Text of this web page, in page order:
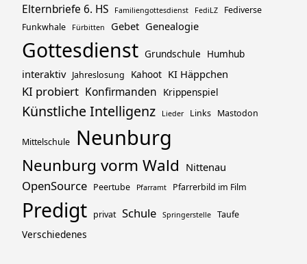
Elternbriefe 6. HS Familiengottesdienst FediLZ
Fediverse
Funkwhale
Fürbitten Gebet Genealogie
Gottesdienst Grundschule Humhub
interaktiv Jahreslosung Kahoot KI Häppchen
KI probiert Konfirmanden Krippenspiel
Künstliche Intelligenz Lieder Links Mastodon
Mittelschule Neunburg
Neunburg vorm Wald Nittenau
OpenSource Peertube Pfarramt Pfarrerbild im Film
Predigt privat Schule Springerstelle Taufe
Verschiedenes